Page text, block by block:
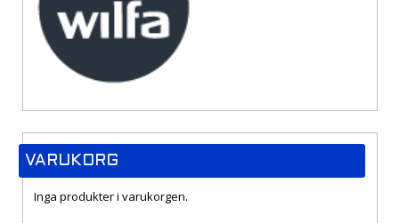
VARUKORG
Inga produkter i varukorgen.